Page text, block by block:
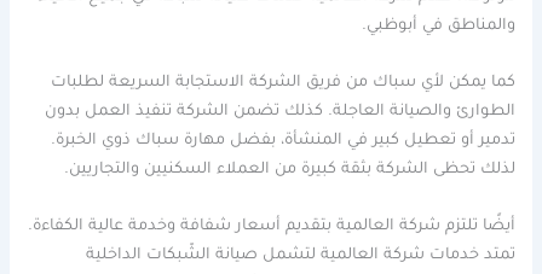
والمناطق في أبوظبي.
كما يمكن لأي سباك من فريق الشركة الاستجابة السريعة لطلبات
الطوارئ والصيانة العاجلة. كذلك تضمن الشركة تنفيذ العمل بدون
تدمير أو تعطيل كبير في المنشأة، بفضل مهارة سباك ذوي الخبرة.
لذلك تحظى الشركة بثقة كبيرة من العملاء السكنيين والتجاريين.
أيضًا تلتزم شركة العالمية بتقديم أسعار شفافة وخدمة عالية الكفاءة.
تمتد خدمات شركة العالمية لتشمل صيانة الشّبكات الداخلية